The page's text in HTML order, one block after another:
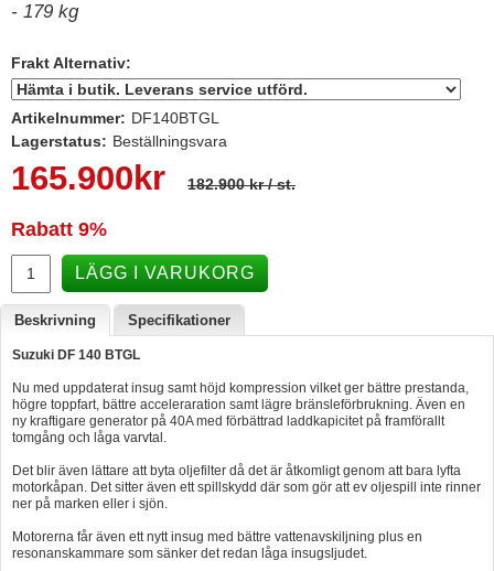
Garmin
Lowrance
Humminbird
Simrad
B&G
Varta - Batterier
Victron - Batteriladdare
CTEK - Batteriladdare
Webasto - Dieselvärmare
Kamasa Tools - Verktyg
Calix - Packline - Takboxar
Thule - Takboxar
Thule - Lasthållare
- 179 kg
Frakt Alternativ:
Artikelnummer: DF140BTGL
Lagerstatus: Beställningsvara
165.900 kr 182.900 kr/ st.
Rabatt 9%
LÄGG I VARUKORG
Beskrivning Specifikationer
Suzuki DF 140 BTGL
Nu med uppdaterat insug samt höjd kompression vilket ger bättre prestanda,
högre toppfart, bättre acceleraration samt lägre bränsleförbrukning. Även en
ny kraftigare generator på 40A med förbättrad laddkapicitet på framförallt
tomgång och låga varvtal.
Det blir även lättare att byta oljefilter då det är åtkomligt genom att bara lyfta
motorkåpan. Det sitter även ett spillskydd där som gör att ev oljespill inte rinner
ner på marken eller i sjön.
Motorerna får även ett nytt insug med bättre vattenavskiljning plus en
resonanskammare som sänker det redan låga insugsljudet.